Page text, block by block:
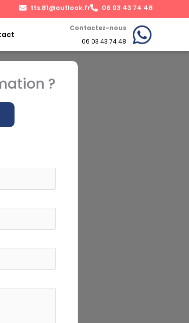
tts.81@outlook.fr 06 03 43 74 48
Contactez-nous
06 03 43 74 48
?